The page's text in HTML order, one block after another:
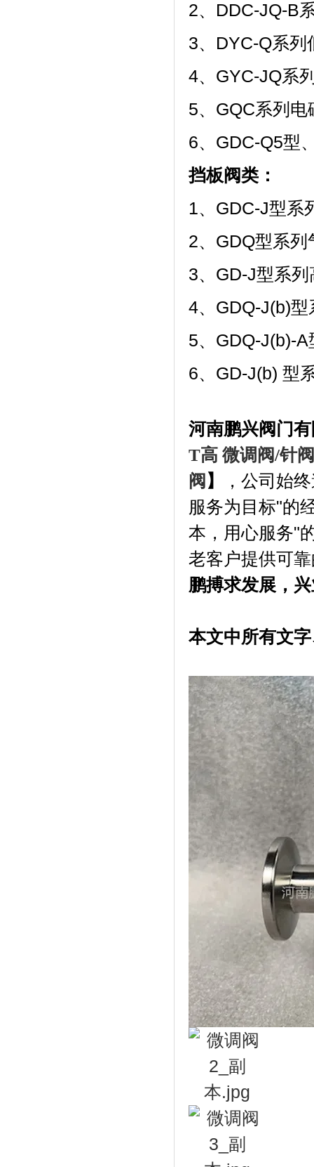
2、DDC-JQ-B
3、DYC-Q系列
4、GYC-JQ系
5、GQC系列
6、GDC-Q5型
挡板阀类：
1、GDC-J型系
2、GDQ型系
3、GD-J型系
4、GDQ-J(b)
5、GDQ-J(b)-
6、GD-J(b) 型
河南鹏兴阀门
T高 微调阀/针
阀 】 ， 公司始
服务为目标"的
本，用心服务"
老客户提供可
鹏搏求发展，
本文中所有文